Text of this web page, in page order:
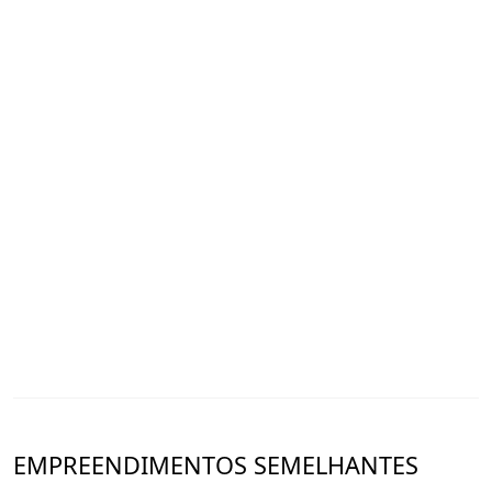
EMPREENDIMENTOS SEMELHANTES